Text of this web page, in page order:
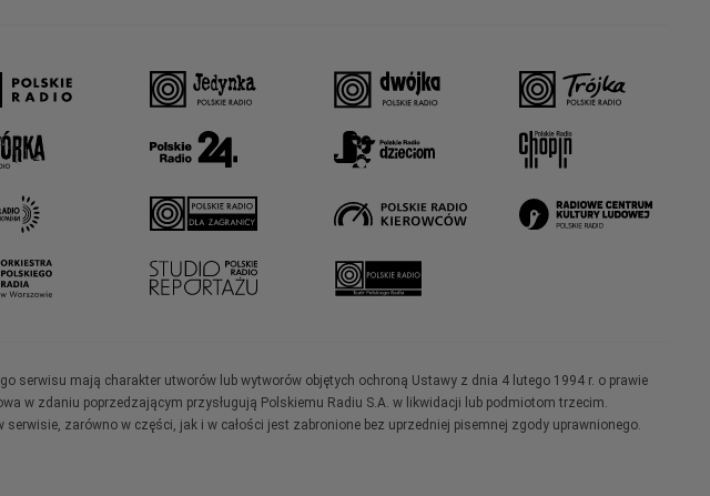
serwisu mają charakter utworów lub wytworów objętych ochroną Ustawy z dnia 4 lutego 1994 r. o prawie
w zdaniu poprzedzającym przysługują Polskiemu Radiu S.A. w likwidacji lub podmiotom trzecim.
zarówno w części, jak i w całości jest zabronione bez uprzedniej pisemnej zgody uprawnionego.